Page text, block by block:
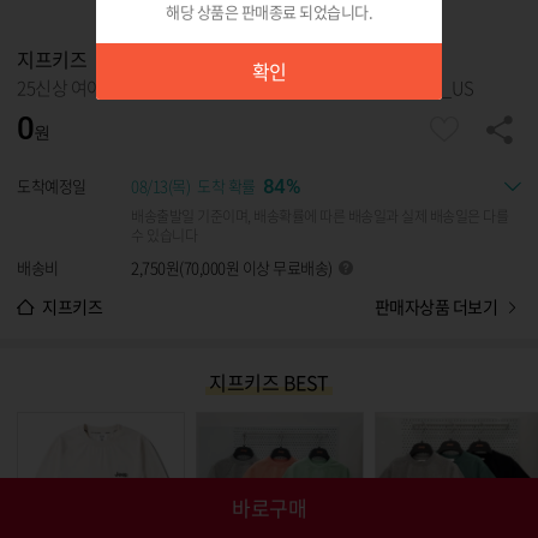
해당 상품은 판매종료 되었습니다.
확인